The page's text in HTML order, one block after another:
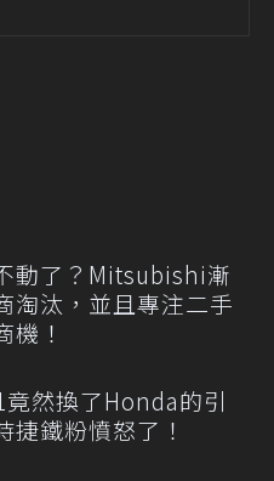
動了？Mitsubishi漸
淘汰，並且專注二手
機！
竟然換了Honda的引
捷鐵粉憤怒了！